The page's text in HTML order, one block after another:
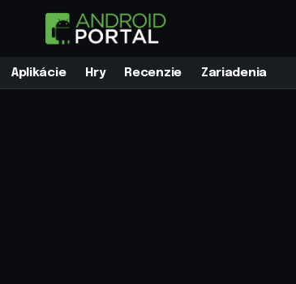
Aplikácie Hry Recenzie Zariadenia